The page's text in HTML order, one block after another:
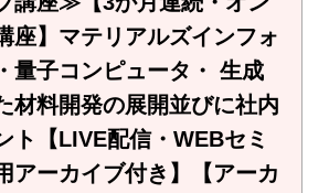
座】マテリアルズインフォ
量子コンピュータ・ 生成
材料開発の展開並びに社内
ト【LIVE配信・WEBセミ
アーカイブ付き】【アーカ